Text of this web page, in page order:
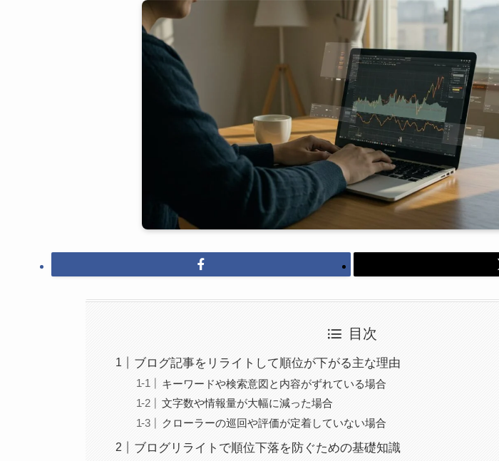
目次
ブログ記事をリライトして順位が下がる主な理由
キーワードや検索意図と内容がずれている場合
文字数や情報量が大幅に減った場合
クローラーの巡回や評価が定着していない場合
ブログリライトで順位下落を防ぐための基礎知識